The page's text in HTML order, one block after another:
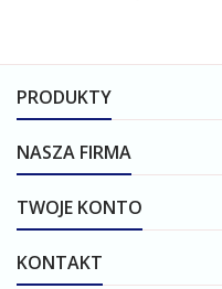
PRODUKTY
NASZA FIRMA
TWOJE KONTO
KONTAKT